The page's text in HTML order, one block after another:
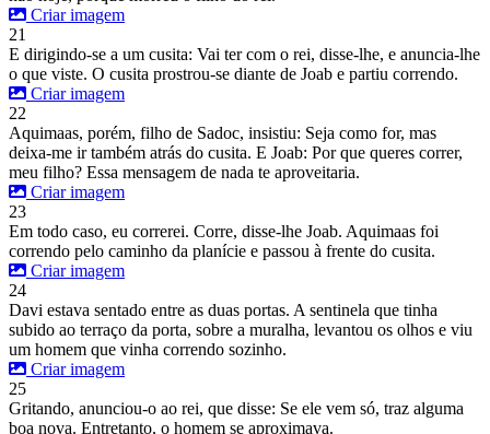
Criar imagem
21
E dirigindo-se a um cusita: Vai ter com o rei, disse-lhe, e anuncia-lhe
o que viste. O cusita prostrou-se diante de Joab e partiu correndo.
Criar imagem
22
Aquimaas, porém, filho de Sadoc, insistiu: Seja como for, mas
deixa-me ir também atrás do cusita. E Joab: Por que queres correr,
meu filho? Essa mensagem de nada te aproveitaria.
Criar imagem
23
Em todo caso, eu correrei. Corre, disse-lhe Joab. Aquimaas foi
correndo pelo caminho da planície e passou à frente do cusita.
Criar imagem
24
Davi estava sentado entre as duas portas. A sentinela que tinha
subido ao terraço da porta, sobre a muralha, levantou os olhos e viu
um homem que vinha correndo sozinho.
Criar imagem
25
Gritando, anunciou-o ao rei, que disse: Se ele vem só, traz alguma
boa nova. Entretanto, o homem se aproximava.